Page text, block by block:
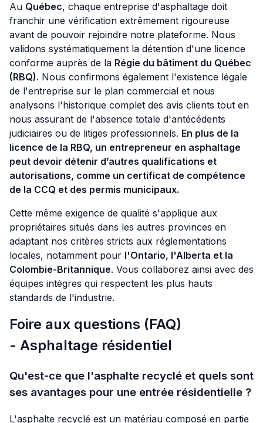
Au Québec, chaque entreprise d'asphaltage doit
franchir une vérification extrêmement rigoureuse
avant de pouvoir rejoindre notre plateforme. Nous
validons systématiquement la détention d'une licence
conforme auprès de la Régie du bâtiment du Québec
(RBQ). Nous confirmons également l'existence légale
de l'entreprise sur le plan commercial et nous
analysons l'historique complet des avis clients tout en
nous assurant de l'absence totale d'antécédents
judiciaires ou de litiges professionnels. En plus de la
licence de la RBQ, un entrepreneur en asphaltage
peut devoir détenir d’autres qualifications et
autorisations, comme un certificat de compétence
de la CCQ et des permis municipaux.
Cette même exigence de qualité s'applique aux
propriétaires situés dans les autres provinces en
adaptant nos critères stricts aux réglementations
locales, notamment pour l'Ontario, l'Alberta et la
Colombie-Britannique. Vous collaborez ainsi avec des
équipes intègres qui respectent les plus hauts
standards de l'industrie.
Foire aux questions (FAQ)
- Asphaltage résidentiel
Qu'est-ce que l'asphalte recyclé et quels sont
ses avantages pour une entrée résidentielle ?
L'asphalte recyclé est un matériau composé en partie